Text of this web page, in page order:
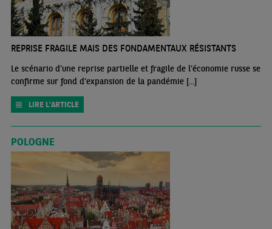
REPRISE FRAGILE MAIS DES FONDAMENTAUX RÉSISTANTS
Le scénario d’une reprise partielle et fragile de l’économie russe se
confirme sur fond d’expansion de la pandémie [...]
LIRE L'ARTICLE
POLOGNE